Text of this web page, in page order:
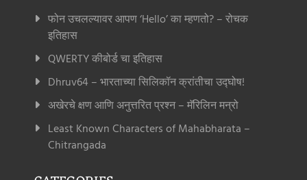
फोन उचलल्यावर आपण ‘Hello’ का म्हणतो? – रोचक
इतिहास
QWERTY कीबोर्ड चा इतिहास
Dhruv64 – भारताच्या सिलिकॉन क्रांतीचा उद्घोष!
अखेरचे क्षण आणि अनुत्तरित प्रश्न – मॅरिलिन मन्रो
Least Known Characters of Mahabharata –
Chitrangada